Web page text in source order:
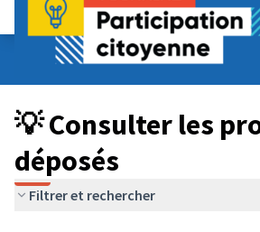
Budget Participatif JEUNESSE 2026
💡 Consulter les projets déposés
💡 Consulter les
déposés
Filtrer et rechercher